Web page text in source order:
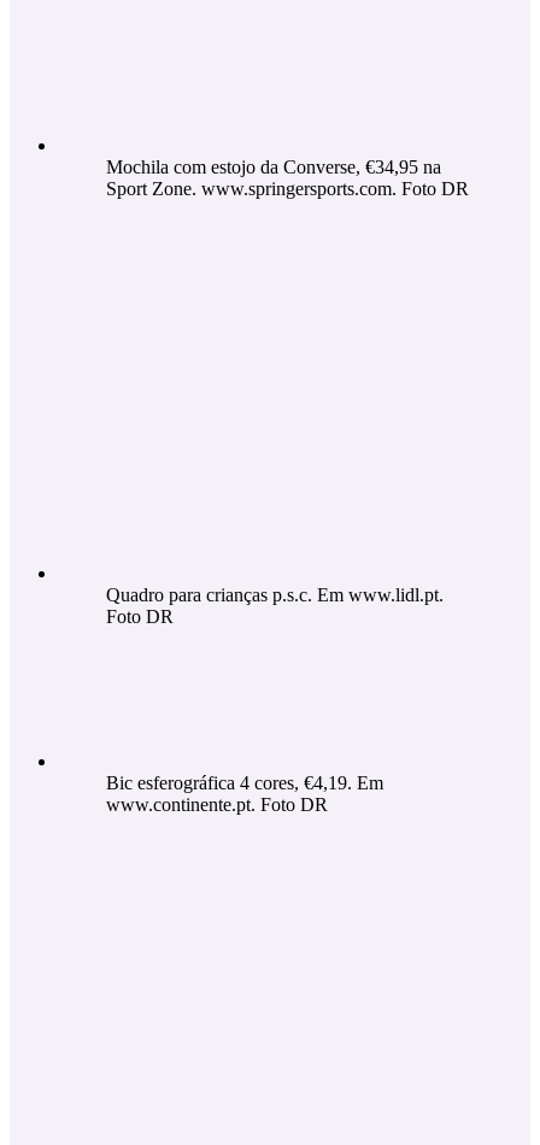
Mochila com estojo da Converse, €34,95 na
Sport Zone. www.springersports.com. Foto DR
Quadro para crianças p.s.c. Em www.lidl.pt.
Foto DR
Bic esferográfica 4 cores, €4,19. Em
www.continente.pt. Foto DR